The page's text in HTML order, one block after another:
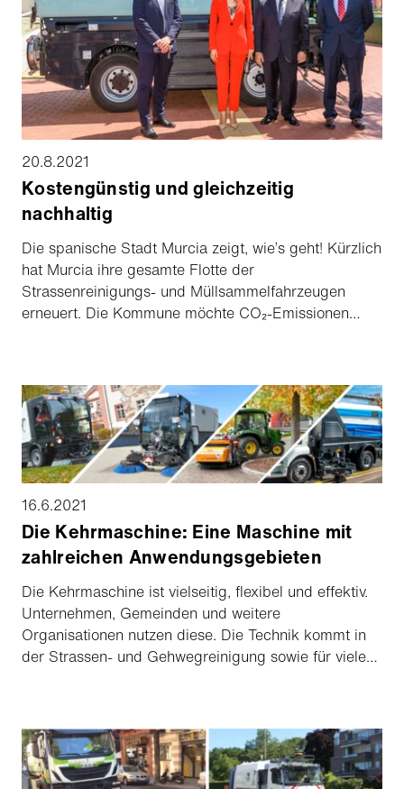
20.8.2021
Kostengünstig und gleichzeitig
nachhaltig
Die spanische Stadt Murcia zeigt, wie’s geht! Kürzlich
hat Murcia ihre gesamte Flotte der
Strassenreinigungs- und Müllsammelfahrzeugen
erneuert. Die Kommune möchte CO₂-Emissionen
Dienstleistungen für die Bürger und Bewohnerinnen
der Stadt auf ganz neue, nachhaltige Weise zu
planen und zu erbringen. Die Maschinen und
Dienstleistungen von Aebi Schmidt und deren Partner
Ferrovial Services spielen dabei eine wichtige Rolle.
16.6.2021
Die Kehrmaschine: Eine Maschine mit
zahlreichen Anwendungsgebieten
Die Kehrmaschine ist vielseitig, flexibel und effektiv.
Unternehmen, Gemeinden und weitere
Organisationen nutzen diese. Die Technik kommt in
der Strassen- und Gehwegreinigung sowie für viele
Fläche, der Art der Verschmutzungen und weiteren
Faktoren ab. Hier kommen wir von der Aebi Schmidt